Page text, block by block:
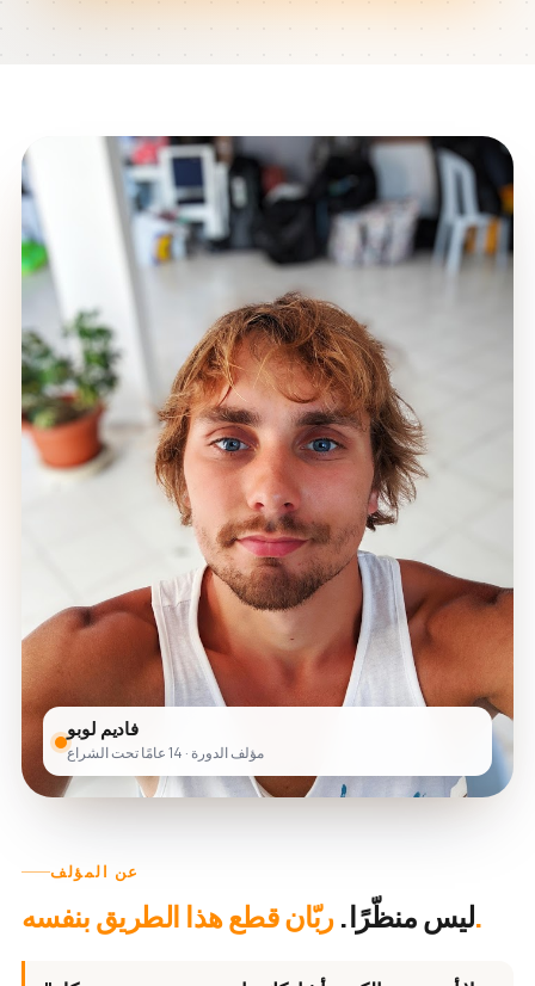
فاديم لوبو
مؤلف الدورة · 14 عامًا تحت الشراع
عن المؤلف
ليس منظّرًا.ربّان قطع هذا الطريق بنفسه.